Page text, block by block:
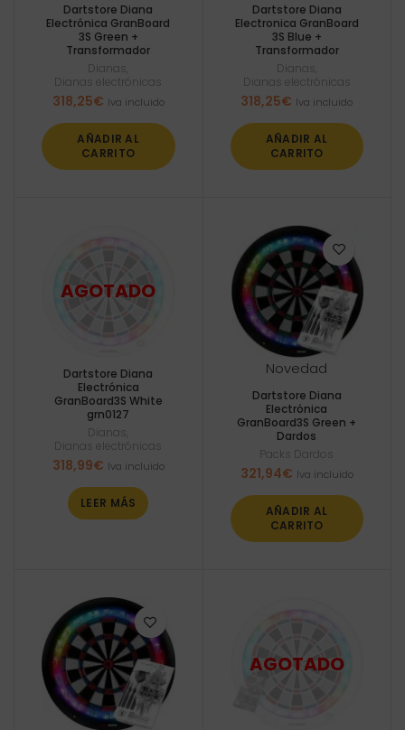
Dartstore Diana
Electrónica GranBoard
3S Green +
Transformador
Dianas
Dianas electrónicas
318,25€ Iva incluido
AÑADIR AL
CARRITO
Dartstore Diana
Electronica GranBoard
3S Blue +
Transformador
Dianas
Dianas electrónicas
318,25€ Iva incluido
AÑADIR AL
CARRITO
Dartstore Diana
Electrónica
GranBoard3S White
grn0127
Dianas
Dianas electrónicas
318,99€ Iva incluido
LEER MÁS
Novedad
Dartstore Diana
Electrónica
GranBoard3S Green +
Dardos
Packs Dardos
321,94€ Iva incluido
AÑADIR AL
CARRITO